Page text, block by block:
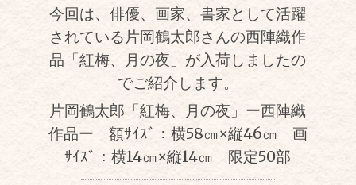
今回は、俳優、画家、書家として活躍
されている片岡鶴太郎さんの西陣織作
品「紅梅、月の夜」が入荷しましたの
でご紹介します。
片岡鶴太郎「紅梅、月の夜」ー西陣織
作品ー 額ｻｲｽﾞ：横58㎝×縦46㎝ 画
ｻｲｽﾞ：横14㎝×縦14㎝ 限定50部